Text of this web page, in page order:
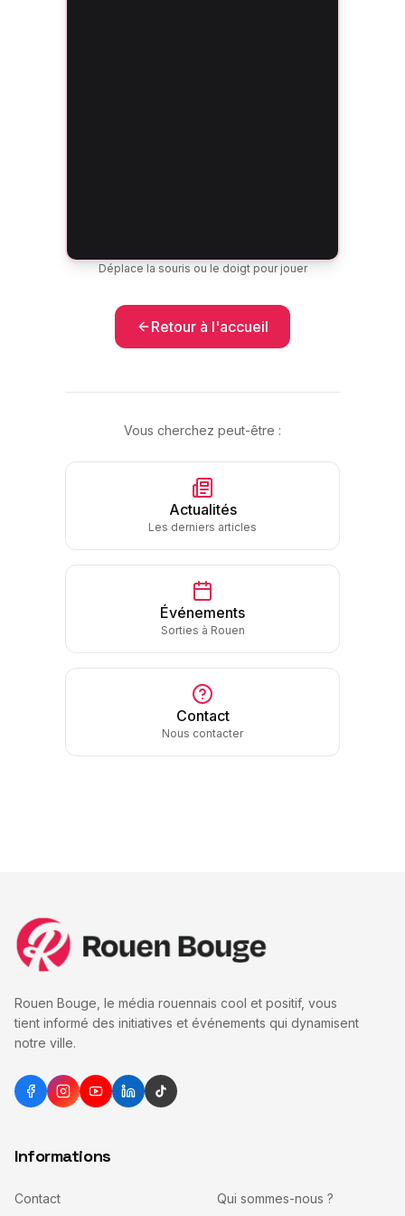
Déplace la souris ou le doigt pour jouer
Retour à l'accueil
Vous cherchez peut-être :
Actualités
Les derniers articles
Événements
Sorties à Rouen
Contact
Nous contacter
Rouen Bouge, le média rouennais cool et positif, vous
tient informé des initiatives et événements qui dynamisent
notre ville.
Informations
Contact Qui sommes-nous ?